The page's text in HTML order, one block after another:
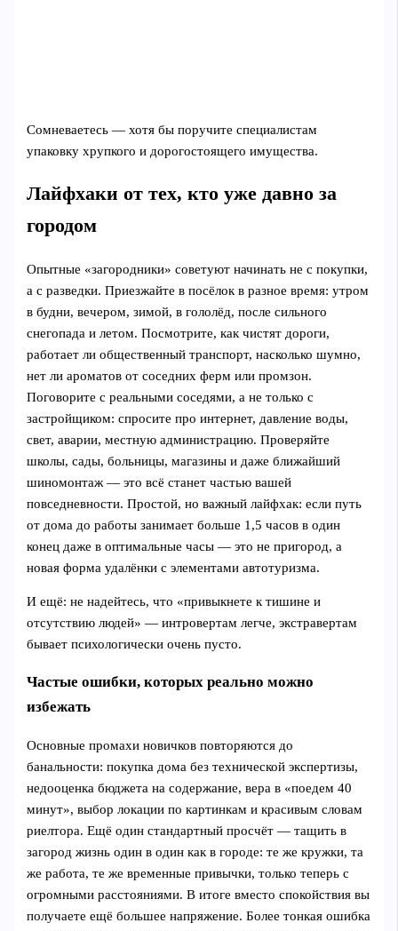
Сомневаетесь — хотя бы поручите специалистам
упаковку хрупкого и дорогостоящего имущества.
Лайфхаки от тех, кто уже давно за
городом
Опытные «загородники» советуют начинать не с покупки,
а с разведки. Приезжайте в посёлок в разное время: утром
в будни, вечером, зимой, в гололёд, после сильного
снегопада и летом. Посмотрите, как чистят дороги,
работает ли общественный транспорт, насколько шумно,
нет ли ароматов от соседних ферм или промзон.
Поговорите с реальными соседями, а не только с
застройщиком: спросите про интернет, давление воды,
свет, аварии, местную администрацию. Проверяйте
школы, сады, больницы, магазины и даже ближайший
шиномонтаж — это всё станет частью вашей
повседневности. Простой, но важный лайфхак: если путь
от дома до работы занимает больше 1,5 часов в один
конец даже в оптимальные часы — это не пригород, а
новая форма удалёнки с элементами автотуризма.
И ещё: не надейтесь, что «привыкнете к тишине и
отсутствию людей» — интровертам легче, экстравертам
бывает психологически очень пусто.
Частые ошибки, которых реально можно
избежать
Основные промахи новичков повторяются до
банальности: покупка дома без технической экспертизы,
недооценка бюджета на содержание, вера в «поедем 40
минут», выбор локации по картинкам и красивым словам
риелтора. Ещё один стандартный просчёт — тащить в
загород жизнь один в один как в городе: те же кружки, та
же работа, те же временные привычки, только теперь с
огромными расстояниями. В итоге вместо спокойствия вы
получаете ещё большее напряжение. Более тонкая ошибка